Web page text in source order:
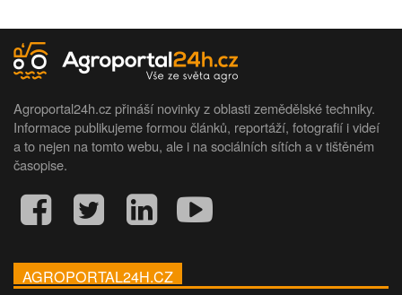
Agroportal24h.cz přináší novinky z oblasti zemědělské techniky.
Informace publikujeme formou článků, reportáží, fotografií i videí
a to nejen na tomto webu, ale i na sociálních sítích a v tištěném
časopise.
AGROPORTAL24H.CZ